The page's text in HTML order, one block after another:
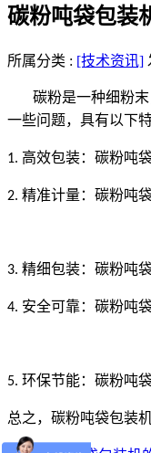
碳粉吨袋包装
所属分类 : [技术资讯]
碳粉是一种细粉
一些问题，具有以下特
1. 高效包装：碳粉吨
2. 精准计量：碳粉吨
3. 精细包装：碳粉吨
4. 安全可靠：碳粉吨
5. 环保节能：碳粉吨
总之，碳粉吨袋包装